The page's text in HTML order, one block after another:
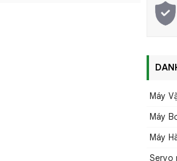
Máy
Máy
Máy
Servo